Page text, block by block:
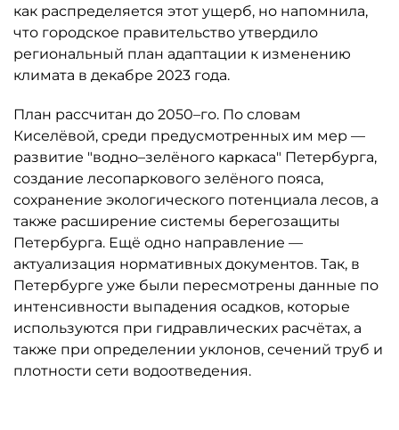
как распределяется этот ущерб, но напомнила,
что городское правительство утвердило
региональный план адаптации к изменению
климата в декабре 2023 года.
План рассчитан до 2050–го. По словам
Киселёвой, среди предусмотренных им мер —
развитие "водно–зелёного каркаса" Петербурга,
создание лесопаркового зелёного пояса,
сохранение экологического потенциала лесов, а
также расширение системы берегозащиты
Петербурга. Ещё одно направление —
актуализация нормативных документов. Так, в
Петербурге уже были пересмотрены данные по
интенсивности выпадения осадков, которые
используются при гидравлических расчётах, а
также при определении уклонов, сечений труб и
плотности сети водоотведения.